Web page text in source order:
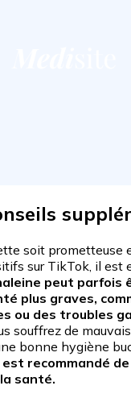
soit prometteuse
sur TikTok, il est
peut parfois
plus graves,
ou des troubles
souffrez de
bonne hygiène
est recommandé
santé.